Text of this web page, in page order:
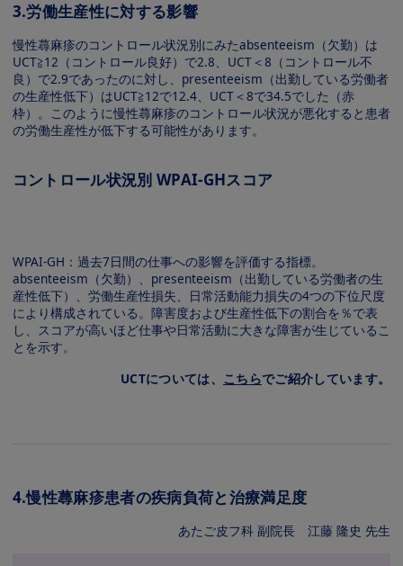
3.労働⽣産性に対する影響
慢性蕁⿇疹のコントロール状況別にみたabsenteeism（⽋勤）は
UCT≧12（コントロール良好）で2.8、UCT＜8（コントロール不
良）で2.9であったのに対し、presenteeism（出勤している労働者
の⽣産性低下）はUCT≧12で12.4、UCT＜8で34.5でした（⾚
枠）。このように慢性蕁⿇疹のコントロール状況が悪化すると患者
の労働⽣産性が低下する可能性があります。
コントロール状況別 WPAI-GHスコア
WPAI-GH：過去7⽇間の仕事への影響を評価する指標。
absenteeism（⽋勤）、presenteeism（出勤している労働者の⽣
産性低下）、労働⽣産性損失、⽇常活動能⼒損失の4つの下位尺度
により構成されている。障害度および⽣産性低下の割合を％で表
し、スコアが⾼いほど仕事や⽇常活動に⼤きな障害が⽣じているこ
とを⽰す。
UCTについては、 こちらでご紹介しています。
4.慢性蕁⿇疹患者の疾病負荷と治療満⾜度
あたご⽪フ科 副院⻑ 江藤 隆史 先⽣